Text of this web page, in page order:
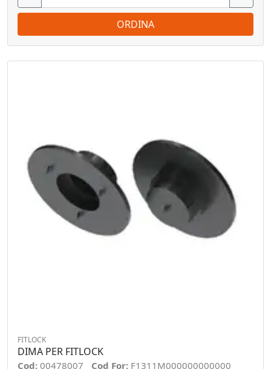
ORDINA
FITLOCK
DIMA PER FITLOCK
Cod: 00478007 Cod For: F1311M000000000000